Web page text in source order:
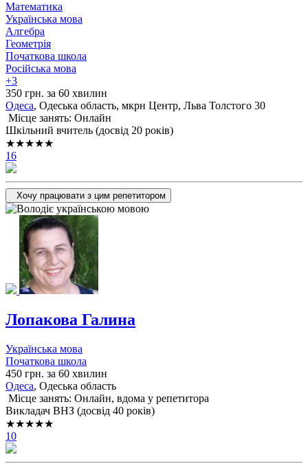
Математика
Українська мова
Алгебра
Геометрія
Початкова школа
Російська мова
+3
350 грн. за 60 хвилин
Одеса, Одеська область, мкрн Центр, Льва Толстого 30
Місце занять: Онлайн
Шкільний вчитель (досвід 20 років)
★★★★★
16
Хочу працювати з цим репетитором
Лопакова Галина
Українська мова
Початкова школа
450 грн. за 60 хвилин
Одеса, Одеська область
Місце занять: Онлайн, вдома у репетитора
Викладач ВНЗ (досвід 40 років)
★★★★★
10